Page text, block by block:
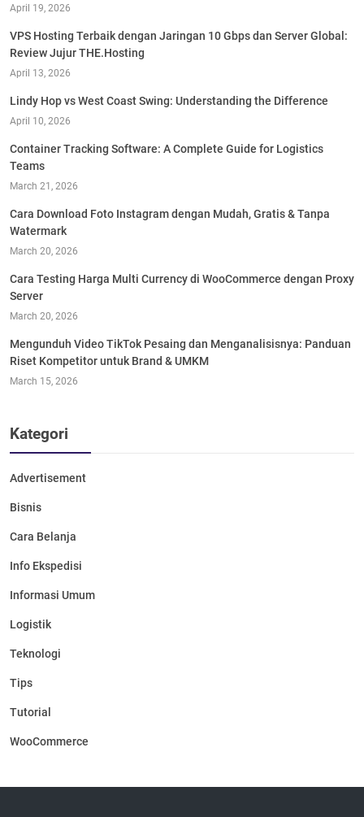
April 19, 2026
VPS Hosting Terbaik dengan Jaringan 10 Gbps dan Server Global:
Review Jujur THE.Hosting
April 13, 2026
Lindy Hop vs West Coast Swing: Understanding the Difference
April 10, 2026
Container Tracking Software: A Complete Guide for Logistics
Teams
March 21, 2026
Cara Download Foto Instagram dengan Mudah, Gratis & Tanpa
Watermark
March 20, 2026
Cara Testing Harga Multi Currency di WooCommerce dengan Proxy
Server
March 20, 2026
Mengunduh Video TikTok Pesaing dan Menganalisisnya: Panduan
Riset Kompetitor untuk Brand & UMKM
March 15, 2026
Kategori
Advertisement
Bisnis
Cara Belanja
Info Ekspedisi
Informasi Umum
Logistik
Teknologi
Tips
Tutorial
WooCommerce